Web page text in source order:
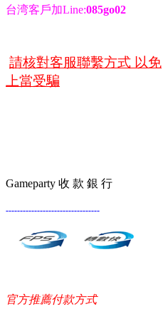
台湾客戶加Line:085go02
請核對客服聯繫方式 以免
上當受騙
Gameparty 收 款 銀 行
---------------------------------
官方推薦付款方式